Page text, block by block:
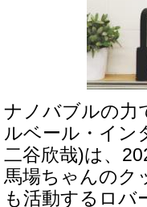
ナノバブルの力
ルベール・イン
二谷欣哉)は、
馬場ちゃんのク
も活動するロバ